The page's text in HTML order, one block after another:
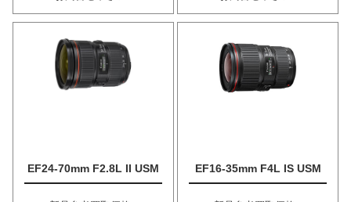
EF24-70mm F2.8L II USM EF16-35mm F4L IS USM